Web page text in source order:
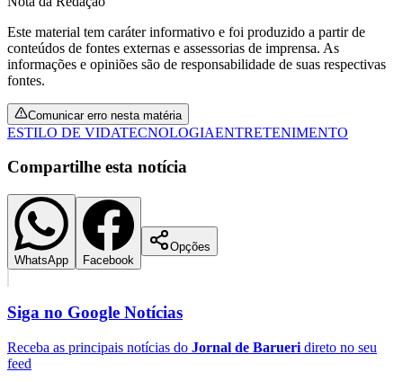
São Paulo
Este material tem caráter informativo e foi produzido a partir de
conteúdos de fontes externas e assessorias de imprensa. As
informações e opiniões são de responsabilidade de suas respectivas
fontes.
Comunicar erro nesta matéria
ESTILO DE VIDATECNOLOGIAENTRETENIMENTO
Compartilhe esta notícia
WhatsApp Facebook
Opções
Siga no Google Notícias
Receba as principais notícias do Jornal de Barueri direto no seu
feed